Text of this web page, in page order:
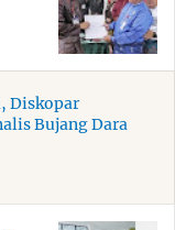
Diskopar
Bujang Dara